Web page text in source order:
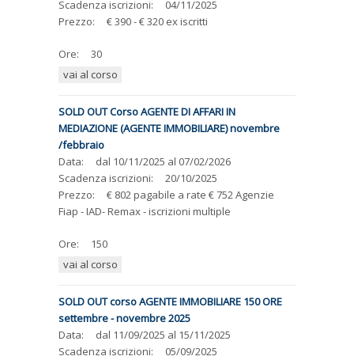
Scadenza iscrizioni:
04/11/2025
Prezzo:
€ 390 - € 320 ex iscritti
Ore:
30
vai al corso
SOLD OUT Corso AGENTE DI AFFARI IN
MEDIAZIONE (AGENTE IMMOBILIARE) novembre
/febbraio
Data:
dal 10/11/2025 al 07/02/2026
Scadenza iscrizioni:
20/10/2025
Prezzo:
€ 802 pagabile a rate € 752 Agenzie
Fiap - IAD- Remax - iscrizioni multiple
Ore:
150
vai al corso
SOLD OUT corso AGENTE IMMOBILIARE 150 ORE
settembre - novembre 2025
Data:
dal 11/09/2025 al 15/11/2025
Scadenza iscrizioni:
05/09/2025